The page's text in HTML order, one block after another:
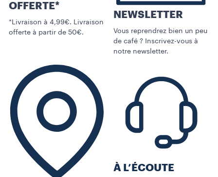
OFFERTE*
*Livraison à 4,99€. Livraison
offerte à partir de 50€.
NEWSLETTER
Vous reprendrez bien un peu
de café ? Inscrivez-vous à
notre newsletter.
À L’ÉCOUTE